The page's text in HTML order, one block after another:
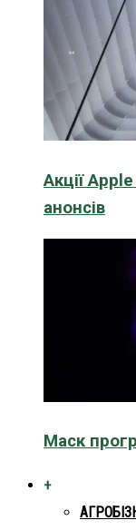
Акції
анонсів
Маск
+